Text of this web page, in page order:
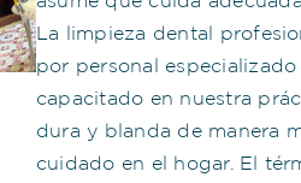
La limpieza dental
por personal
capacitado en nuestra
dura y blanda de manera
cuidado en el hogar. El